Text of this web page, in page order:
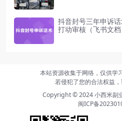
抖音封号三年申诉
打动审核（飞书文档
本站资源收集于网络，仅供学
若侵犯了您的合法权益，
Copyright © 2024小西米副
闽ICP备